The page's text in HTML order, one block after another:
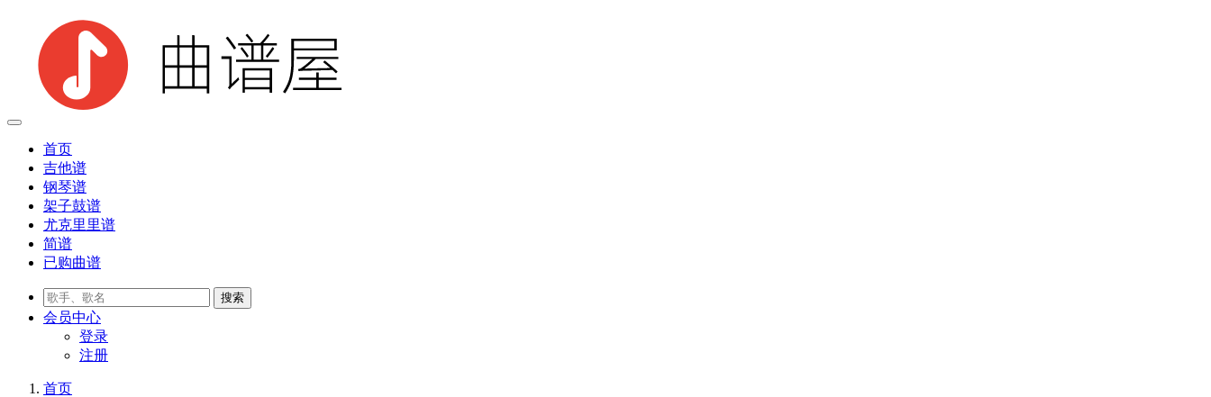
首页
吉他谱
钢琴谱
架子鼓谱
尤克里里谱
简谱
已购曲谱
会员中心
登录
注册
首页